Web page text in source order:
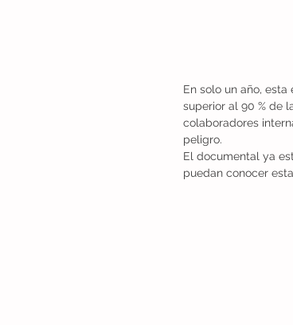
En solo un año,
superior al 90 % de
colaboradores
peligro.
El documental ya
puedan conocer